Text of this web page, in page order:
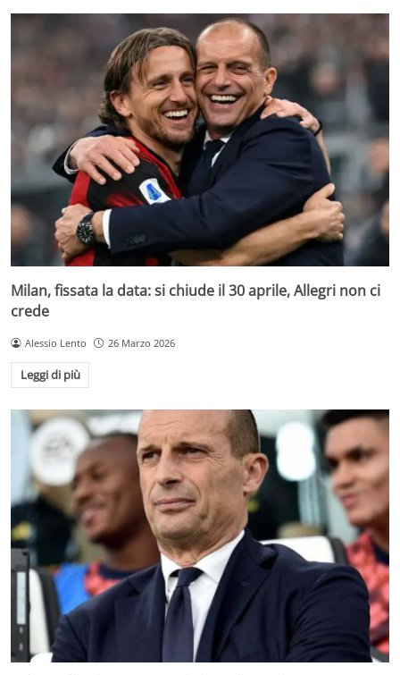
Milan, fissata la data: si chiude il 30 aprile, Allegri non ci
crede
Alessio Lento 26 Marzo 2026
Leggi di più